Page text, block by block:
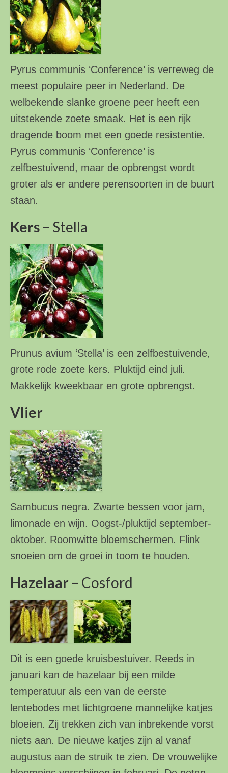
Pyrus communis ‘Conference’ is verreweg de
meest populaire peer in Nederland. De
welbekende slanke groene peer heeft een
uitstekende zoete smaak. Het is een rijk
dragende boom met een goede resistentie.
Pyrus communis ‘Conference’ is
zelfbestuivend, maar de opbrengst wordt
groter als er andere perensoorten in de buurt
staan.
Kers – Stella
Prunus avium ‘Stella’ is een zelfbestuivende,
grote rode zoete kers. Pluktijd eind juli.
Makkelijk kweekbaar en grote opbrengst.
Vlier
Sambucus negra. Zwarte bessen voor jam,
limonade en wijn. Oogst-/pluktijd september-
oktober. Roomwitte bloemschermen. Flink
snoeien om de groei in toom te houden.
Hazelaar – Cosford
Dit is een goede kruisbestuiver. Reeds in
januari kan de hazelaar bij een milde
temperatuur als een van de eerste
lentebodes met lichtgroene mannelijke katjes
bloeien. Zij trekken zich van inbrekende vorst
niets aan. De nieuwe katjes zijn al vanaf
augustus aan de struik te zien. De vrouwelijke